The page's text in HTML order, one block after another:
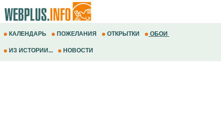
КАЛЕНДАРЬ ПОЖЕЛАНИЯ ОТКРЫТКИ ОБОИ
ИЗ ИСТОРИИ... НОВОСТИ